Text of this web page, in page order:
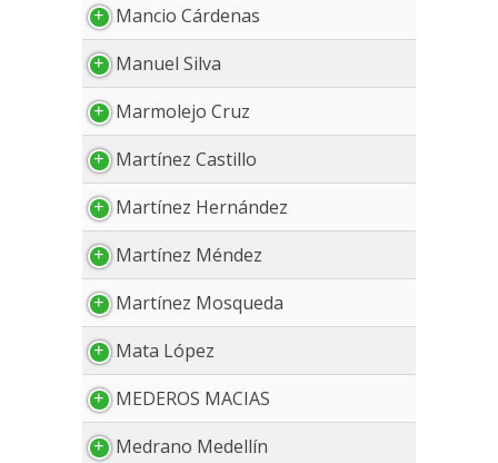
Mancio Cárdenas
Manuel Silva
Marmolejo Cruz
Martínez Castillo
Martínez Hernández
Martínez Méndez
Martínez Mosqueda
Mata López
MEDEROS MACIAS
Medrano Medellín